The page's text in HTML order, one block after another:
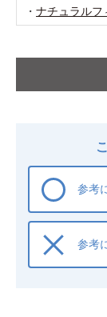
・ ナチュラルフ
参考
参考